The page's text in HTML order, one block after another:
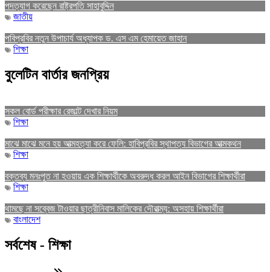
পদত্যাগ করেছেন রাষ্ট্রপতি সাহাবুদ্দিন
জাতীয়
পবিপ্রবির নতুন উপাচার্য অধ্যাপক ড. এস এম হেমায়েত জাহান
শিক্ষা
বুলেটিন বার্তার জনপ্রিয়
সকল বোর্ড পরীক্ষার রেজাল্ট দেখার নিয়ম
শিক্ষা
মাঝে মাঝে মনে হয় আত্মহত্যা করে ফেলি: হাবিপ্রবির স্থাপত্য বিভাগের আত্মকথন
শিক্ষা
বক্তব্য মনঃপুত না হওয়ায় এক শিক্ষার্থীকে অবরুদ্ধ করল আইন বিভাগের শিক্ষার্থীরা
শিক্ষা
থামছে না সব্বেজ টাওয়ার ছাত্রীনিবাস মালিকের দৌরাত্ম্য: অসহায় শিক্ষার্থীরা
বাংলাদেশ
সর্বশেষ - শিক্ষা